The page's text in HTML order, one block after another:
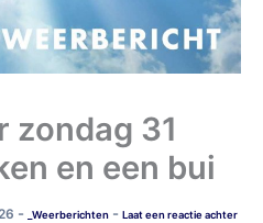
zondag 31
en een bui
- _Weerberichten - Laat een reactie achter